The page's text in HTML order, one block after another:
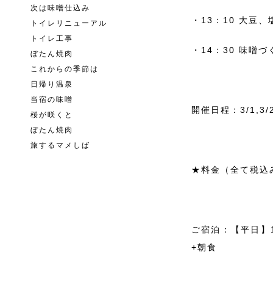
次は味噌仕込み
トイレリニューアル
トイレ工事
ぼたん焼肉
これからの季節は
日帰り温泉
当宿の味噌
桜が咲くと
ぼたん焼肉
旅するマメしば
・13：10 大豆、
・14：30 味噌づ
開催日程：3/1,3/
★料金（全て税込
ご宿泊：【平日
+朝食